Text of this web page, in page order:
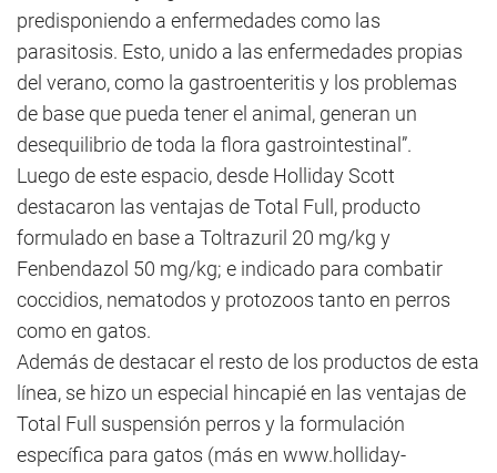
predisponiendo a enfermedades como las
parasitosis. Esto, unido a las enfermedades propias
del verano, como la gastroenteritis y los problemas
de base que pueda tener el animal, generan un
desequilibrio de toda la flora gastrointestinal”.
Luego de este espacio, desde Holliday Scott
destacaron las ventajas de Total Full, producto
formulado en base a Toltrazuril 20 mg/kg y
Fenbendazol 50 mg/kg; e indicado para combatir
coccidios, nematodos y protozoos tanto en perros
como en gatos.
Además de destacar el resto de los productos de esta
línea, se hizo un especial hincapié en las ventajas de
Total Full suspensión perros y la formulación
específica para gatos (más en www.holliday-